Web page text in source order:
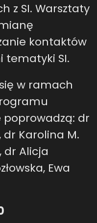
z SI. Warsztaty
kontaktów
tematyki SI.
w ramach
poprowadzą: dr
dr Karolina M.
dr Alicja
Ewa